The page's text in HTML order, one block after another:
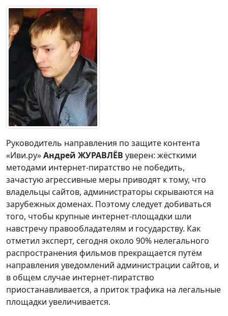
Руководитель направления по защите контента
«Иви.ру»Андрей ЖУРАВЛЁВ уверен: жёсткими
методами интернет-пиратство не победить,
зачастую агрессивные меры приводят к тому, что
владельцы сайтов, администраторы скрываются на
зарубежных доменах. Поэтому следует добиваться
того, чтобы крупные интернет-площадки шли
навстречу правообладателям и государству. Как
отметил эксперт, сегодня около 90% нелегального
распространения фильмов прекращается путём
направления уведомлений администрации сайтов, и
в общем случае интернет-пиратство
приостанавливается, а приток трафика на легальные
площадки увеличивается.